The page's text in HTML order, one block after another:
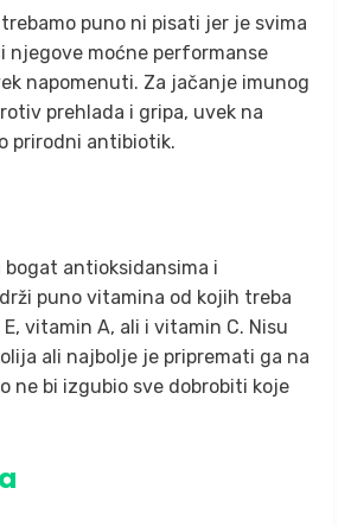
puno ni pisati jer je svima
njegove moćne performanse
napomenuti. Za jačanje imunog
prehlada i gripa, uvek na
prirodni antibiotik.
bogat antioksidansima i
puno vitamina od kojih treba
vitamin A, ali i vitamin C. Nisu
ali najbolje je pripremati ga na
ne bi izgubio sve dobrobiti koje